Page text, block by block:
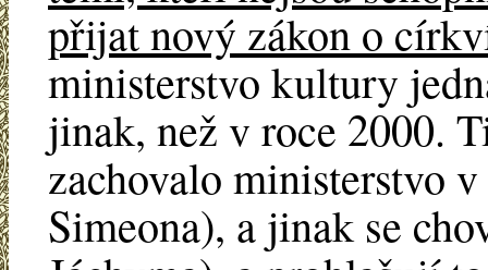
přijat nový zákon o
ministerstvo kultury
jinak, než v roce 2000.
zachovalo ministerstvo
Simeona), a jinak se